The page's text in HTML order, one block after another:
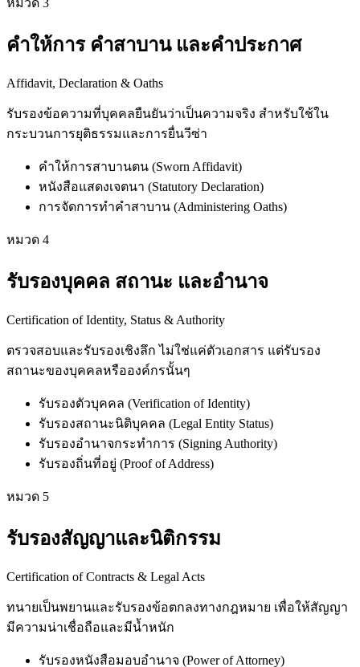
หมวด 3
คำให้การ คำสาบาน และคำประกาศ
Affidavit, Declaration & Oaths
รับรองข้อความที่บุคคลยืนยันว่าเป็นความจริง สำหรับใช้ใน
กระบวนการยุติธรรมและการยื่นวีซ่า
คำให้การสาบานตน (Sworn Affidavit)
หนังสือแสดงเจตนา (Statutory Declaration)
การจัดการทำคำสาบาน (Administering Oaths)
หมวด 4
รับรองบุคคล สถานะ และอำนาจ
Certification of Identity, Status & Authority
ตรวจสอบและรับรองเชิงลึก ไม่ใช่แค่ตัวเอกสาร แต่รับรอง
สถานะของบุคคลหรือองค์กรนั้นๆ
รับรองตัวบุคคล (Verification of Identity)
รับรองสถานะนิติบุคคล (Legal Entity Status)
รับรองอำนาจกระทำการ (Signing Authority)
รับรองถิ่นที่อยู่ (Proof of Address)
หมวด 5
รับรองสัญญาและนิติกรรม
Certification of Contracts & Legal Acts
ทนายเป็นพยานและรับรองข้อตกลงทางกฎหมาย เพื่อให้สัญญา
มีความน่าเชื่อถือและมีน้ำหนัก
รับรองหนังสือมอบอำนาจ (Power of Attorney)